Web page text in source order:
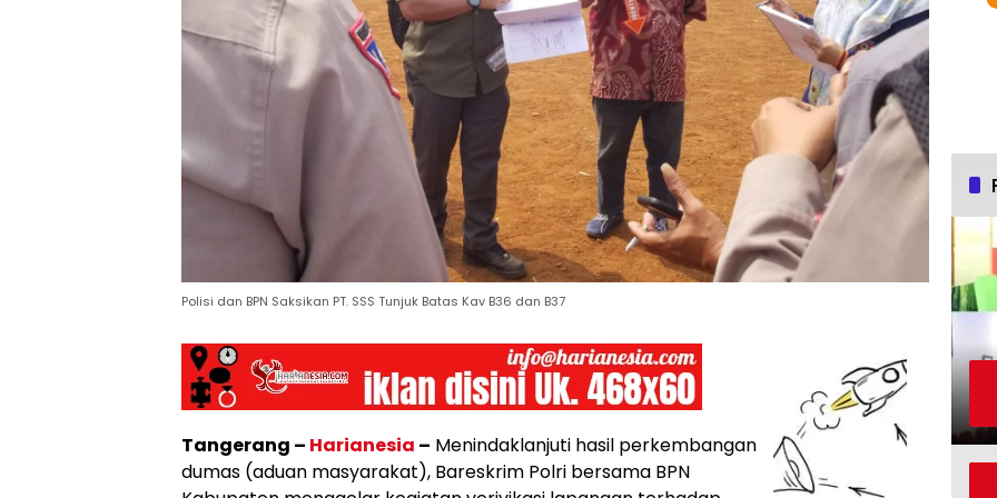
Polisi dan BPN Saksikan PT. SSS Tunjuk Batas Kav B36 dan B37
Tangerang – Harianesia – Menindaklanjuti hasil perkembangan
dumas (aduan masyarakat), Bareskrim Polri bersama BPN